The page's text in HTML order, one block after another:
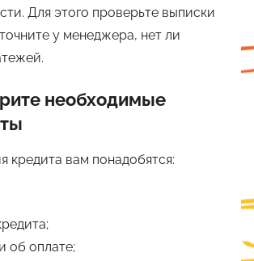
Для этого проверьте выписки
у менеджера, нет ли
необходимые
кредита вам понадобятся:
об оплате;